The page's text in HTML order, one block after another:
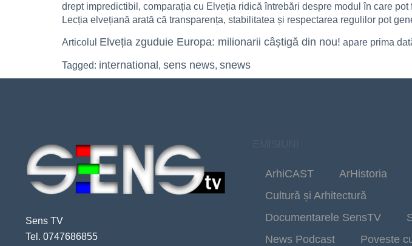
drept impredictibil, comparația cu Elveția ridică întrebări despre modul în care
Lecția elvețiană arată că transparența, stabilitatea și respectarea regulilor pot
Articolul Elveția zguduie Europa: milionarii câștigă din nou! apare prima
Tagged: international, sens news, snews
Sens TV
Tel. 0747686855
ArhiCAST
ArHistoria
Cultură și Arhitectură
Documentarele SensTV
News Podcast
Poveste